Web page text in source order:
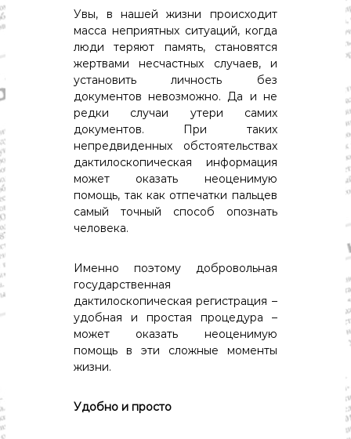
н
о
м
и
а
,
ь
у
р
а
о
т
Увы, в нашей жизни происходит
масса неприятных ситуаций, когда
люди теряют память, становятся
жертвами несчастных случаев, и
установить личность без
документов невозможно. Да и не
редки случаи утери самих
документов. При таких
непредвиденных обстоятельствах
дактилоскопическая информация
может оказать неоценимую
помощь, так как отпечатки пальцев
самый точный способ опознать
человека.
Именно поэтому добровольная
государственная
дактилоскопическая регистрация –
удобная и простая процедура –
может оказать неоценимую
помощь в эти сложные моменты
жизни.
Удобно и просто